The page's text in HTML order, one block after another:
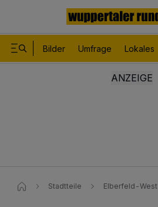
Bilder Umfrage Lokales
Stadtteile Elberfeld-West